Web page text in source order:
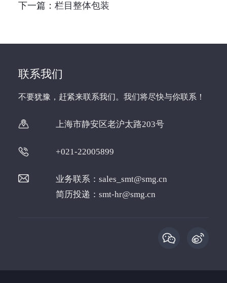
下一篇： 栏目整体包装
联系我们
不要犹豫，赶紧来联系我们。我们将尽快与你联系！
上海市静安区老沪太路203号
+021-22005899
业务联系： sales_smt@smg.cn
简历投递： smt-hr@smg.cn